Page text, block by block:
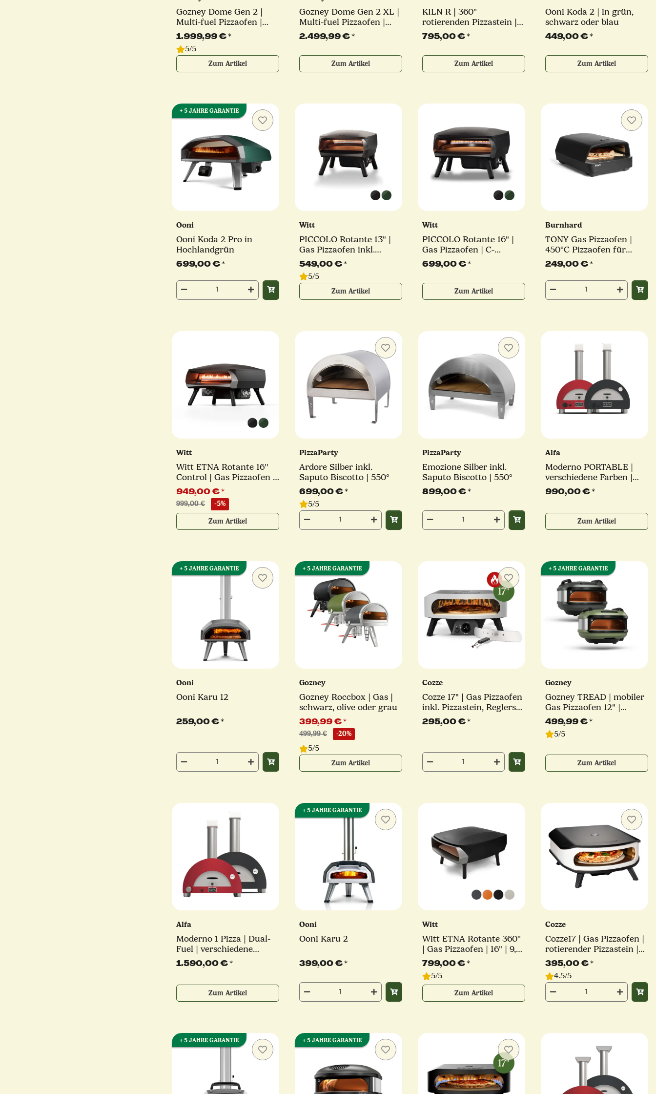
Gozney Dome Gen 2 |
Multi-fuel Pizzaofen |
schwarz oder creme
1.999,99 €*
5/5
Zum Artikel
Gozney Dome Gen 2 XL |
Multi-fuel Pizzaofen |
schwarz oder creme
2.499,99 €*
Zum Artikel
KILN R | 360°
rotierenden Pizzastein |
2-Brenner Pizzaofen | 9,2
kW | verschiedene Farben
795,00 €*
Zum Artikel
Ooni Koda 2 | in grün,
schwarz oder blau
449,00 €*
Zum Artikel
+ 5 JAHRE GARANTIE
Ooni
Ooni Koda 2 Pro in
Hochlandgrün
699,00 €*
Witt
PICCOLO Rotante 13" |
Gas Pizzaofen inkl.
Pizzaschaufel | C-
Brenner | 5,2 kW |
verschiedene Farben
549,00 €*
5/5
Zum Artikel
Witt
PICCOLO Rotante 16" |
Gas Pizzaofen | C-
Brenner | 7 kW |
verschiedene Farben
699,00 €*
Zum Artikel
Burnhard
TONY Gas Pizzaofen |
450°C Pizzaofen für
Pizza bis 30 cm
249,00 €*
Witt
Witt ETNA Rotante 16''
Control | Gas Pizzaofen |
rotierendem Stein |
verschiedene Farben
949,00 €*
999,00 € -5%
Zum Artikel
PizzaParty
Ardore Silber inkl.
Saputo Biscotto | 550°
699,00 €*
5/5
PizzaParty
Emozione Silber inkl.
Saputo Biscotto | 550°
899,00 €*
Alfa
Moderno PORTABLE |
verschiedene Farben |
Gasofen | Alfa Forni
990,00 €*
Zum Artikel
+ 5 JAHRE GARANTIE
Ooni
Ooni Karu 12
259,00 €*
+ 5 JAHRE GARANTIE
Gozney
Gozney Roccbox | Gas |
schwarz, olive oder grau
399,99 €*
499,99 € -20%
5/5
Zum Artikel
Cozze
Cozze 17" | Gas Pizzaofen
inkl. Pizzastein, Reglerset
und Hitzeschutz |
CLASSIC | 8,0 kW
295,00 €*
+ 5 JAHRE GARANTIE
Gozney
Gozney TREAD | mobiler
Gas Pizzaofen 12" |
schwarz oder olive
499,99 €*
5/5
Zum Artikel
Alfa
Moderno 1 Pizza | Dual-
Fuel | verschiedene
Farben | Alfa Forni
1.590,00 €*
Zum Artikel
+ 5 JAHRE GARANTIE
Ooni
Ooni Karu 2
399,00 €*
Witt
Witt ETNA Rotante 360°
| Gas Pizzaofen | 16" | 9,2
kW | U-Brenner |
verschiedene Farben
799,00 €*
5/5
Zum Artikel
Cozze
Cozze17 | Gas Pizzaofen |
rotierender Pizzastein |
mit Hitzeschild | Millarco
395,00 €*
4.5/5
+ 5 JAHRE GARANTIE + 5 JAHRE GARANTIE